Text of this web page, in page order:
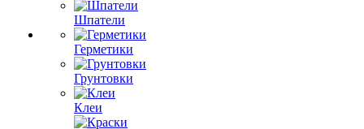
Шпатели
Герметики
Грунтовки
Клеи